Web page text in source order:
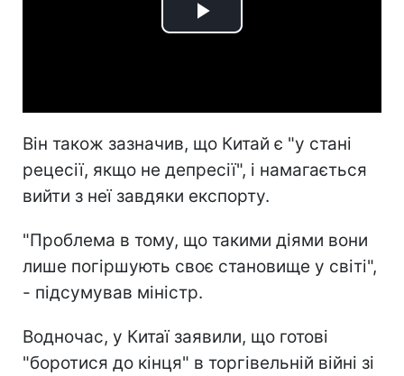
Play
Він також зазначив, що Китай є "у стані
рецесії, якщо не депресії", і намагається
вийти з неї завдяки експорту.
"Проблема в тому, що такими діями вони
лише погіршують своє становище у світі",
- підсумував міністр.
Водночас, у Китаї заявили, що готові
"боротися до кінця" в торгівельній війні зі